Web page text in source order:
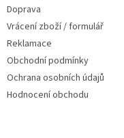
Doprava
Vrácení zboží / formulář
Reklamace
Obchodní podmínky
Ochrana osobních údajů
Hodnocení obchodu